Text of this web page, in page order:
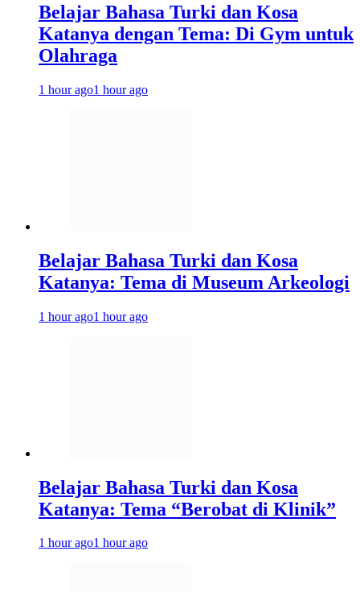
Belajar Bahasa Turki dan Kosa
Katanya dengan Tema: Di Gym untuk
Olahraga
1 hour ago1 hour ago
Belajar Bahasa Turki dan Kosa
Katanya: Tema di Museum Arkeologi
1 hour ago1 hour ago
Belajar Bahasa Turki dan Kosa
Katanya: Tema “Berobat di Klinik”
1 hour ago1 hour ago